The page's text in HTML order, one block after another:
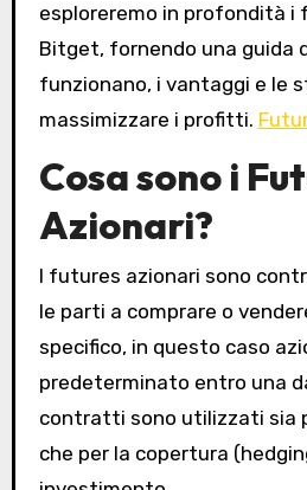
esploreremo in profondità i
Bitget, fornendo una guida
funzionano, i vantaggi e le
massimizzare i profitti.
Cosa sono i
Azionari?
I futures azionari sono
le parti a comprare o
specifico, in questo caso
predeterminato entro una
contratti sono utilizzati sia
che per la copertura